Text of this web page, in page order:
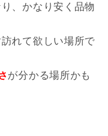
、かなり安く品物
れて欲しい場所で
が分かる場所かも